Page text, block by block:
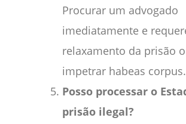
Procurar um advogado
imediatamente e
relaxamento da prisão
impetrar habeas corpus.
Posso processar o
prisão ilegal?